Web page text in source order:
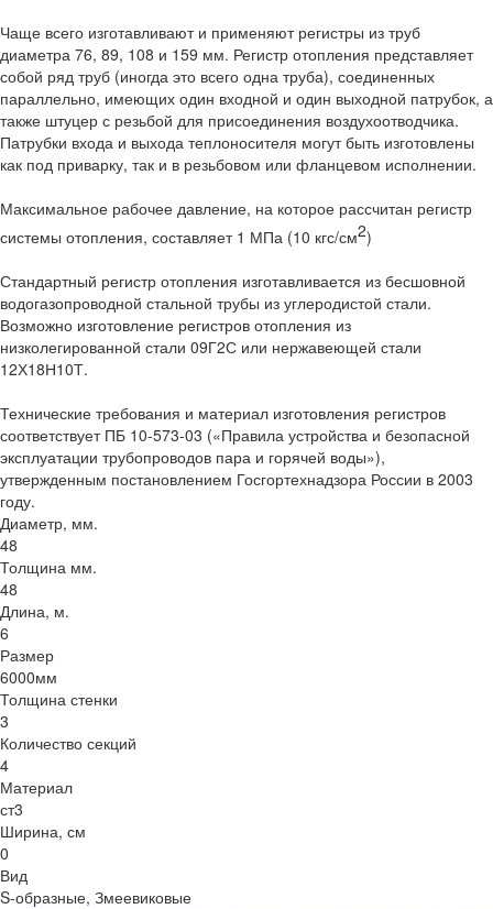
Чаще всего изготавливают и применяют регистры из труб
диаметра 76, 89, 108 и 159 мм. Регистр отопления представляет
собой ряд труб (иногда это всего одна труба), соединенных
параллельно, имеющих один входной и один выходной патрубок, а
также штуцер с резьбой для присоединения воздухоотводчика.
Патрубки входа и выхода теплоносителя могут быть изготовлены
как под приварку, так и в резьбовом или фланцевом исполнении.
Максимальное рабочее давление, на которое рассчитан регистр
системы отопления, составляет 1 МПа (10 кгс/см2)
Стандартный регистр отопления изготавливается из бесшовной
водогазопроводной стальной трубы из углеродистой стали.
Возможно изготовление регистров отопления из
низколегированной стали 09Г2С или нержавеющей стали
12Х18Н10Т.
Технические требования и материал изготовления регистров
соответствует ПБ 10-573-03 («Правила устройства и безопасной
эксплуатации трубопроводов пара и горячей воды»),
утвержденным постановлением Госгортехнадзора России в 2003
году.
Диаметр, мм.
48
Толщина мм.
48
Длина, м.
6
Размер
6000мм
Толщина стенки
3
Количество секций
4
Материал
ст3
Ширина, см
0
Вид
S-образные, Змеевиковые